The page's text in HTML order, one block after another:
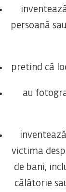
persoană
pretind că
au
victima
de bani,
călătorie